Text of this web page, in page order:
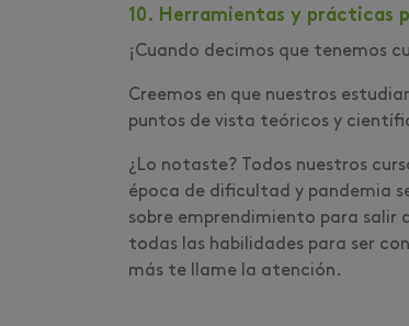
10. Herramientas y prácticas
¡Cuando decimos que tenemos
Creemos en que nuestros
puntos de vista teóricos y
¿Lo notaste? Todos nuestros
época de dificultad y pandemia
sobre emprendimiento para salir
todas las habilidades para ser
más te llame la atención.